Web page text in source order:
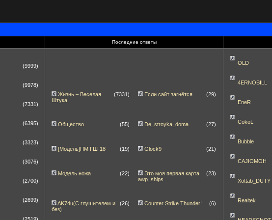
Последние ответы
(9999)
(9978)
(7331)
(6395)
(3323)
(3076)
(2700)
(2699)
Жизнь – Веселая
Штука
(7331) Если сайт загнётся (29)
Общество (55) De_stroyka_doma (27)
[Модель]ПМ ГШ-18 (19) Glock9 (21)
Модель ножа (22)
Это моя первая карта
awp_ships
(23)
AK74u(С глушителем и
без)
(26) Counter Strike Thunder! (6)
OLD
4ERNOBILL
EneR
CokoL
Bubble
CAJIOMOH
Xottab_DUTY
Realtek